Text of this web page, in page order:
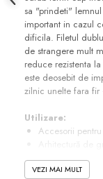
Suruburi pentru lemn
Suruburi autoforante
Suruburi pentru tabla
Ancore mecanice
Cuie
Cuie constructii
Finisaje si amenajari
Placi gips carton
sa "prindeti"
important in cazul
dificila. Filetul
de strangere mult
reduce rezistenta
este deosebit de
zilnic unelte fara
Utilizare:
Accesorii
Elemente de
lemn
VEZI MAI MULT